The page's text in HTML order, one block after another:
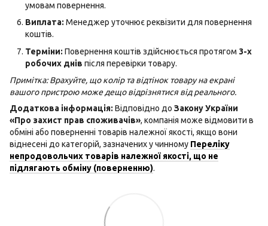
умовам повернення.
Виплата: Менеджер уточнює реквізити для повернення
коштів.
Терміни: Повернення коштів здійснюється протягом 3-х
робочих днів після перевірки товару.
Примітка: Врахуйте, що колір та відтінок товару на екрані
вашого пристрою може дещо відрізнятися від реального.
Додаткова інформація: Відповідно до Закону України
«Про захист прав споживачів», компанія може відмовити в
обміні або поверненні товарів належної якості, якщо вони
віднесені до категорій, зазначених у чинному Переліку
непродовольчих товарів належної якості, що не
підлягають обміну (поверненню).